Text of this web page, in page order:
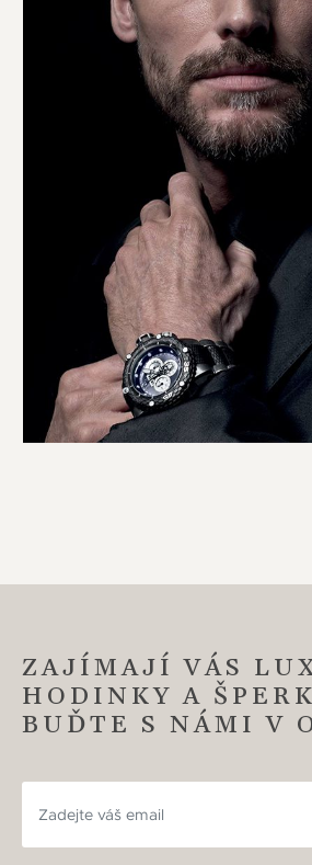
ZAJÍMAJÍ VÁS
HODINKY A
BUĎTE S NÁMI V